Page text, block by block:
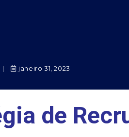
janeiro 31, 2023
de